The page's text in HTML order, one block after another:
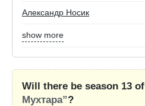
Александр Носик
show more
Will there be season 13 of
Мухтара”?